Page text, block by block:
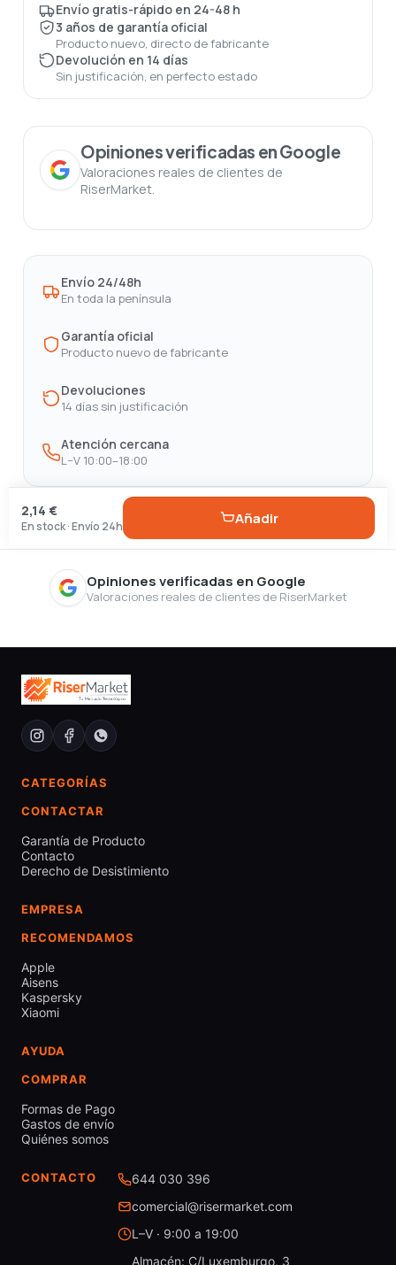
Envío gratis-rápido en 24-48 h
3 años de garantía oficial
Producto nuevo, directo de fabricante
Devolución en 14 días
Sin justificación, en perfecto estado
Opiniones verificadas en Google
Valoraciones reales de clientes de
RiserMarket.
Envío 24/48h
En toda la península
Garantía oficial
Producto nuevo de fabricante
Devoluciones
14 días sin justificación
Atención cercana
L–V 10:00–18:00
2,14 €
En stock · Envío 24h Añadir
Opiniones verificadas en Google
Valoraciones reales de clientes de RiserMarket
CATEGORÍAS
CONTACTAR
Garantía de Producto
Contacto
Derecho de Desistimiento
EMPRESA
RECOMENDAMOS
Apple
Aisens
Kaspersky
Xiaomi
AYUDA
COMPRAR
Formas de Pago
Gastos de envío
Quiénes somos
CONTACTO
644 030 396
comercial@risermarket.com
L–V · 9:00 a 19:00
Almacén: C/Luxemburgo, 3